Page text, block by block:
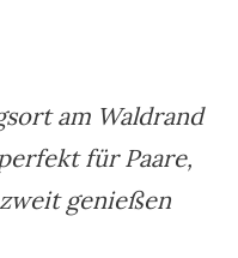
am Waldrand
für Paare,
genießen